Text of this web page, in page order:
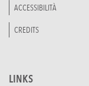
ACCESSIBILITÀ
CREDITS
LINKS